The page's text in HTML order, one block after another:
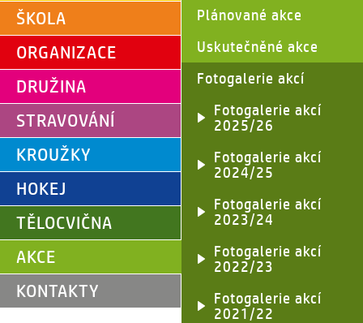
ŠKOLA
ORGANIZACE
DRUŽINA
STRAVOVÁNÍ
KROUŽKY
HOKEJ
TĚLOCVIČNA
AKCE
KONTAKTY
Plánované akce
Uskutečněné akce
Fotogalerie akcí
Fotogalerie akcí
2025/26
Fotogalerie akcí
2024/25
Fotogalerie akcí
2023/24
Fotogalerie akcí
2022/23
Fotogalerie akcí
2021/22